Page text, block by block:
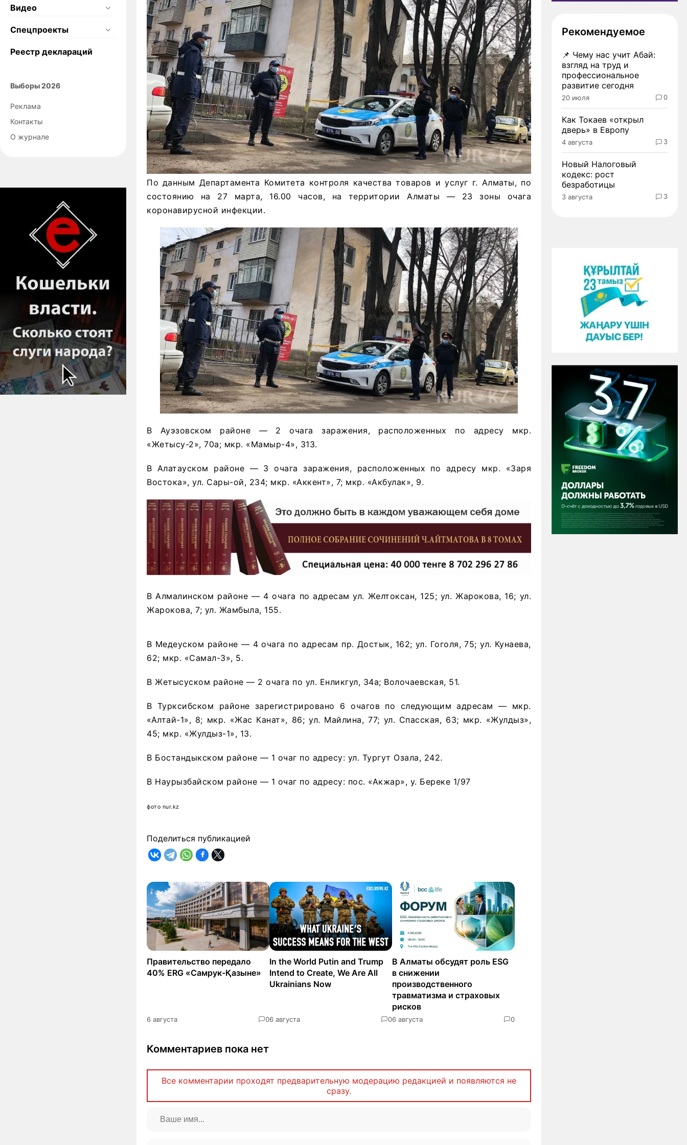
Видео
Спецпроекты
Реестр деклараций
Выборы 2026
Реклама
Контакты
О журнале
По данным Департамента Комитета контроля качества товаров и услуг г. Алматы, по
состоянию на 27 марта, 16.00 часов, на территории Алматы — 23 зоны очага
коронавирусной инфекции.
В Ауэзовском районе — 2 очага заражения, расположенных по адресу мкр.
«Жетысу-2», 70а; мкр. «Мамыр-4», 313.
В Алатауском районе — 3 очага заражения, расположенных по адресу мкр. «Заря
Востока», ул. Сары-ой, 234; мкр. «Аккент», 7; мкр. «Акбулак», 9.
В Алмалинском районе — 4 очага по адресам ул. Желтоксан, 125; ул. Жарокова, 16; ул.
Жарокова, 7; ул. Жамбыла, 155.
В Медеуском районе — 4 очага по адресам пр. Достык, 162; ул. Гоголя, 75; ул. Кунаева,
62; мкр. «Самал-3», 5.
В Жетысуском районе — 2 очага по ул. Енликгул, 34а; Волочаевская, 51.
В Турксибском районе зарегистрировано 6 очагов по следующим адресам — мкр.
«Алтай-1», 8; мкр. «Жас Канат», 86; ул. Майлина, 77; ул. Спасская, 63; мкр. «Жулдыз»,
45; мкр. «Жулдыз-1», 13.
В Бостандыкском районе — 1 очаг по адресу: ул. Тургут Озала, 242.
В Наурызбайском районе — 1 очаг по адресу: пос. «Акжар», у. Береке 1/97
фото nur.kz
Поделиться публикацией
Правительство передало
40% ERG «Самрук-Қазыне»
6 августа 0
In the World Putin and Trump
Intend to Create, We Are All
Ukrainians Now
6 августа 0
В Алматы обсудят роль ESG
в снижении
производственного
травматизма и страховых
рисков
6 августа 0
Комментариев пока нет
Все комментарии проходят предварительную модерацию редакцией и появляются не
сразу.
Рекомендуемое
📌 Чему нас учит Абай:
взгляд на труд и
профессиональное
развитие сегодня
20 июля 0
Как Токаев «открыл
дверь» в Европу
4 августа 3
Новый Налоговый
кодекс: рост
безработицы
3 августа 3